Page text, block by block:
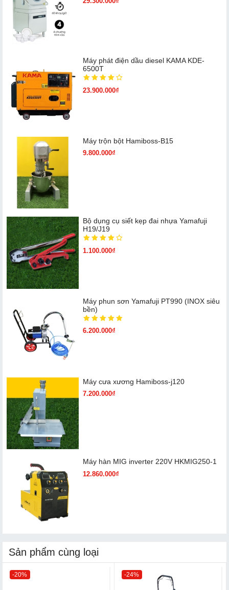
Máy phát điện dầu diesel KAMA KDE-
6500T
23.900.000₫
Máy trộn bột Hamiboss-B15
9.800.000₫
Bộ dụng cụ siết kẹp đai nhựa Yamafuji
H19/J19
1.100.000₫
Máy phun sơn Yamafuji PT990 (INOX siêu
bền)
6.200.000₫
Máy cưa xương Hamiboss-j120
7.200.000₫
Máy hàn MIG inverter 220V HKMIG250-1
12.860.000₫
Sản phẩm cùng loại
-20% -24%